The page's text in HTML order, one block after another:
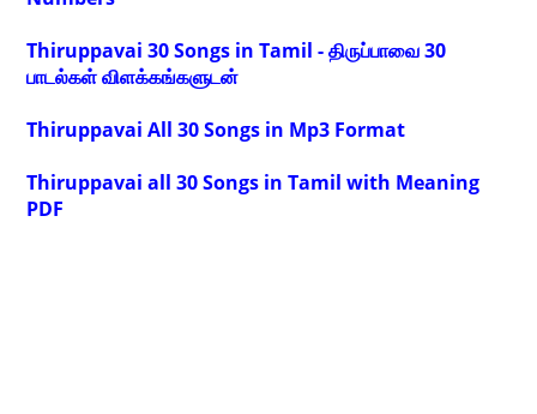
Thiruppavai 30 Songs in Tamil - திருப்பாவை 30
பாடல்கள் விளக்கங்களுடன்
Thiruppavai All 30 Songs in Mp3 Format
Thiruppavai all 30 Songs in Tamil with Meaning
PDF